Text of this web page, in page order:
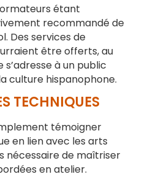
étant
recommandé de
Des services de
être offerts, au
à un public
culture hispanophone.
TECHNIQUES
témoigner
en lien avec les arts
nécessaire de maîtriser
en atelier.